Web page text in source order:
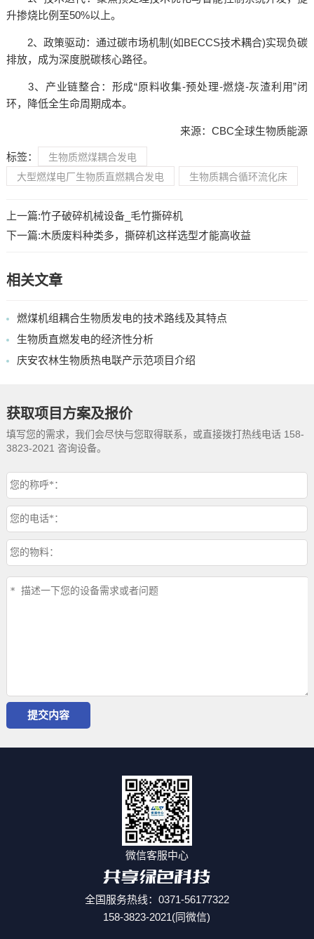
升掺烧比例至50%以上。
‌2、政策驱动‌：通过碳市场机制(如BECCS技术耦合)实现负碳
排放，成为深度脱碳核心路径。
‌3、产业链整合‌：形成“原料收集-预处理-燃烧-灰渣利用”闭
环，降低全生命周期成本。
来源：CBC全球生物质能源
标签：
生物质燃煤耦合发电
大型燃煤电厂生物质直燃耦合发电
生物质耦合循环流化床
上一篇:竹子破碎机械设备_毛竹撕碎机
下一篇:木质废料种类多，撕碎机这样选型才能高收益
相关文章
燃煤机组耦合生物质发电的技术路线及其特点
生物质直燃发电的经济性分析
庆安农林生物质热电联产示范项目介绍
获取项目方案及报价
填写您的需求，我们会尽快与您取得联系，或直接拨打热线电话 158-
3823-2021 咨询设备。
微信客服中心
全国服务热线：0371-56177322
158-3823-2021(同微信)